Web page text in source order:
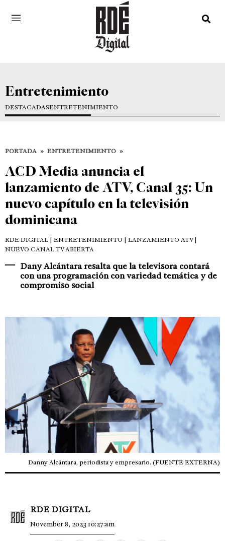
Entretenimiento
DESTACADASENTRETENIMIENTO
PORTADA » ENTRETENIMIENTO »
ACD Media anuncia el
lanzamiento de ATV, Canal 35: Un
nuevo capítulo en la televisión
dominicana
RDE DIGITAL | ENTRETENIMIENTO | LANZAMIENTO ATV |
NUEVO CANAL TV ABIERTA
Dany Alcántara resalta que la televisora contará
con una programación con variedad temática y de
compromiso social
Danny Alcántara, periodista y empresario. (FUENTE EXTERNA)
RDE DIGITAL
November 8, 2023 10:27:am